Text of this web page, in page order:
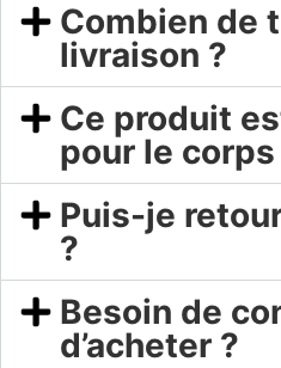
Combien de
livraison ?
Ce produit
pour le corps
Puis-je
?
Besoin de
d’acheter ?